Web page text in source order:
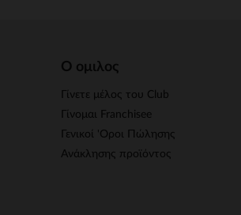
Ο ομιλος
Γίνετε μέλος του Club
Γίνομαι Franchisee
Γενικοί 'Οροι Πώλησης
Ανάκλησης προϊόντος